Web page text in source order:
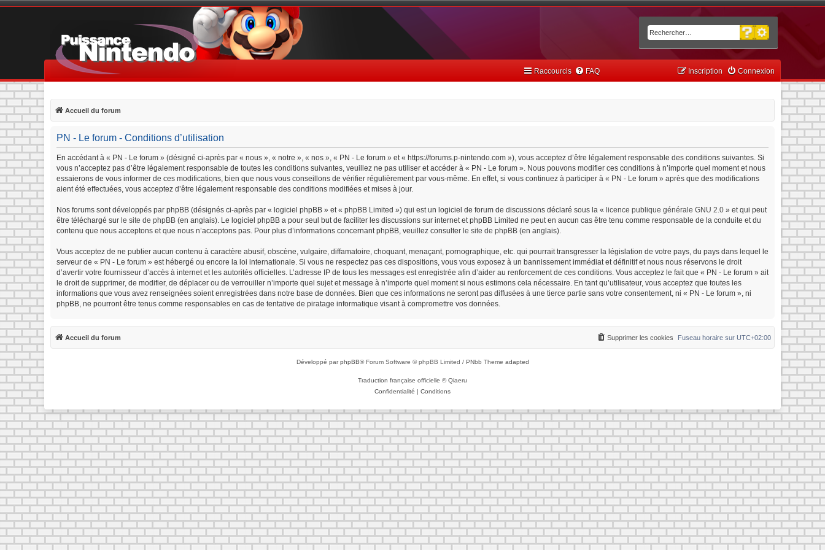
Rechercher
Recherche avancée
Raccourcis FAQ Connexion
Inscription
Accueil du forum
PN - Le forum - Conditions d’utilisation
En accédant à « PN - Le forum » (désigné ci-après par « nous », « notre », « nos », « PN - Le forum » et « https://forums.p-nintendo.com »), vous acceptez d’être légalement responsable des conditions suivantes. Si
vous n’acceptez pas d’être légalement responsable de toutes les conditions suivantes, veuillez ne pas utiliser et accéder à « PN - Le forum ». Nous pouvons modifier ces conditions à n’importe quel moment et nous
essaierons de vous informer de ces modifications, bien que nous vous conseillons de vérifier régulièrement par vous-même. En effet, si vous continuez à participer à « PN - Le forum » après que des modifications
aient été effectuées, vous acceptez d’être légalement responsable des conditions modifiées et mises à jour.
Nos forums sont développés par phpBB (désignés ci-après par « logiciel phpBB » et « phpBB Limited ») qui est un logiciel de forum de discussions déclaré sous la « licence publique générale GNU 2.0 » et qui peut
être téléchargé sur le site de phpBB (en anglais). Le logiciel phpBB a pour seul but de faciliter les discussions sur internet et phpBB Limited ne peut en aucun cas être tenu comme responsable de la conduite et du
contenu que nous acceptons et que nous n’acceptons pas. Pour plus d’informations concernant phpBB, veuillez consulter le site de phpBB (en anglais).
Vous acceptez de ne publier aucun contenu à caractère abusif, obscène, vulgaire, diffamatoire, choquant, menaçant, pornographique, etc. qui pourrait transgresser la législation de votre pays, du pays dans lequel le
serveur de « PN - Le forum » est hébergé ou encore la loi internationale. Si vous ne respectez pas ces dispositions, vous vous exposez à un bannissement immédiat et définitif et nous nous réservons le droit
d’avertir votre fournisseur d’accès à internet et les autorités officielles. L’adresse IP de tous les messages est enregistrée afin d’aider au renforcement de ces conditions. Vous acceptez le fait que « PN - Le forum » ait
le droit de supprimer, de modifier, de déplacer ou de verrouiller n’importe quel sujet et message à n’importe quel moment si nous estimons cela nécessaire. En tant qu’utilisateur, vous acceptez que toutes les
informations que vous avez renseignées soient enregistrées dans notre base de données. Bien que ces informations ne seront pas diffusées à une tierce partie sans votre consentement, ni « PN - Le forum », ni
phpBB, ne pourront être tenus comme responsables en cas de tentative de piratage informatique visant à compromettre vos données.
Accueil du forum Fuseau horaire sur UTC+02:00
Supprimer les cookies
Développé parphpBB® Forum Software © phpBB Limited / PNbb Theme adapted
Traduction française officielle ©Qiaeru
Confidentialité | Conditions